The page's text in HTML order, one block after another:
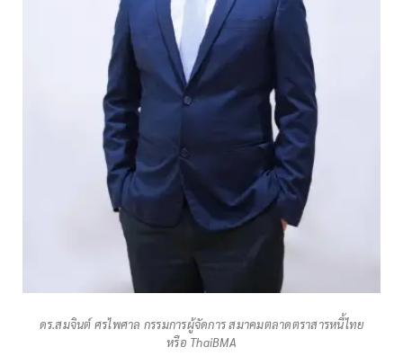
ดร.สมจินต์ ศรไพศาล กรรมการผู้จัดการ สมาคมตลาดตราสารหนี้ไทย
หรือ ThaiBMA